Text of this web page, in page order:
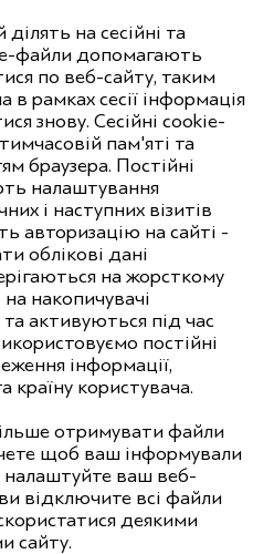
на сесійні та
файли допомагають
по веб-сайту, таким
рамках сесії інформація
знову. Сесійні cookie-
пам'яті та
браузера. Постійні
налаштування
і наступних візитів
авторизацію на сайті -
облікові дані
на жорсткому
накопичувачі
активуються під час
постійні
інформації,
країну користувача.
отримувати файли
щоб ваш інформували
ваш веб-
відключите всі файли
деякими
сайту.